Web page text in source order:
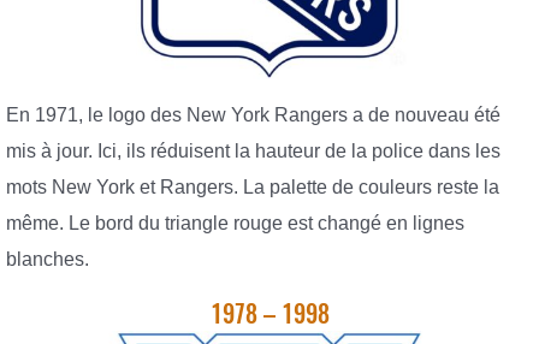
En 1971, le logo des New York Rangers a de nouveau été
mis à jour. Ici, ils réduisent la hauteur de la police dans les
mots New York et Rangers. La palette de couleurs reste la
même. Le bord du triangle rouge est changé en lignes
blanches.
1978 – 1998